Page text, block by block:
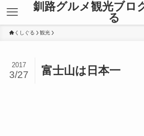
釧路グルメ観光ブ
る
くしぐる 観光
富士山は日本一
2017
3/27